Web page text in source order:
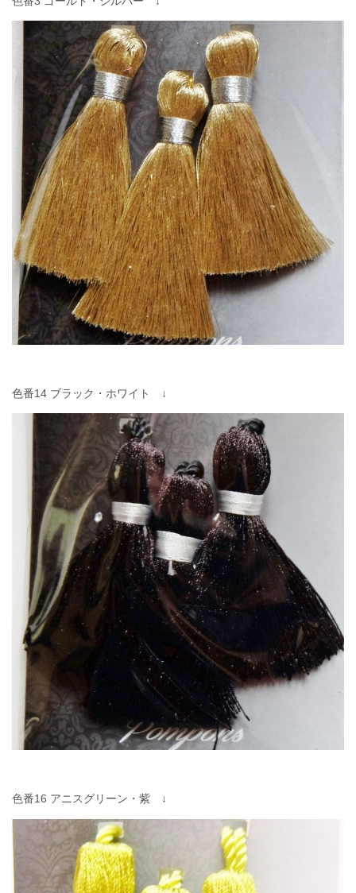
色番14 ブラック・ホワイト ↓
色番16 アニスグリーン・紫 ↓